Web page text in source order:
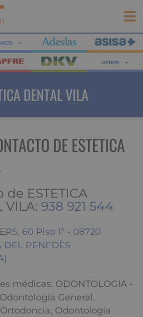
OTROS
DENTAL VILA
DE ESTETICA
de ESTETICA
VILA: 938 921 544
60 Piso 1º - 08720
DEL PENEDÈS
médicas: ODONTOLOGIA -
General,
Odontología